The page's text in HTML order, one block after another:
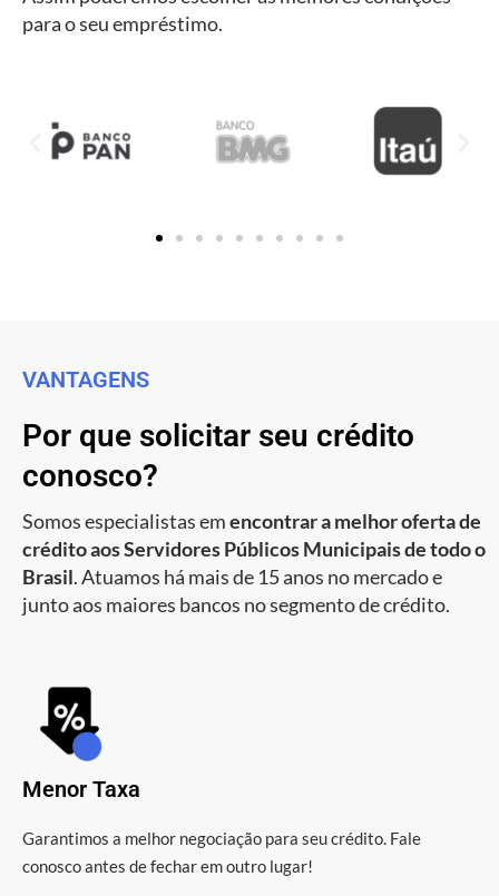
para o seu empréstimo.
VANTAGENS
Por que solicitar seu crédito
conosco?
Somos especialistas emencontrar a melhor oferta de
crédito aos Servidores Públicos Municipais de todo o
Brasil. Atuamos há mais de 15 anos no mercado e
junto aos maiores bancos no segmento de crédito.
Menor Taxa
Garantimos a melhor negociação para seu crédito. Fale
conosco antes de fechar em outro lugar!